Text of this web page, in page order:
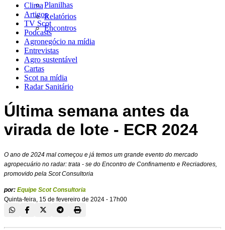
Planilhas
Relatórios
Encontros
Clima
Artigos
TV Scot
Podcasts
Agronegócio na mídia
Entrevistas
Agro sustentável
Cartas
Scot na mídia
Radar Sanitário
Última semana antes da
virada de lote - ECR 2024
O ano de 2024 mal começou e já temos um grande evento do mercado
agropecuário no radar: trata - se do Encontro de Confinamento e Recriadores,
promovido pela Scot Consultoria
por: Equipe Scot Consultoria
Quinta-feira, 15 de fevereiro de 2024 - 17h00